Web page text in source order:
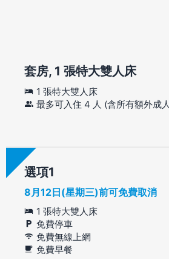
套房, 1 張特大雙人床
1 張特大雙人床
最多可入住 4 人 (含所有額外成
選項
8月12日(星期三)前可免費取消
1 張特大雙人床
免費停車
免費無線上網
免費早餐